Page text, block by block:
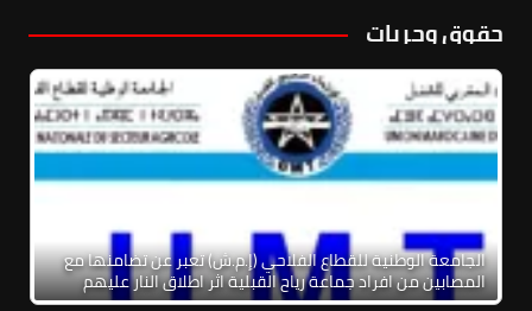
حقوق وحريات
الجامعة الوطنية للقطاع الفلاحي (إ.م.ش) تعبر عن تضامنها مع
المصابين من افراد جماعة رياح القبلية اثر اطلاق النار عليهم